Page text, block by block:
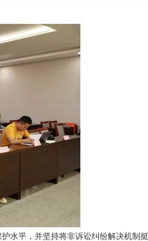
平，并坚持将非诉讼纠纷解决机制